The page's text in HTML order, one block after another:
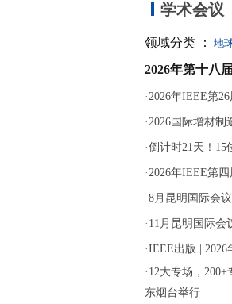
学术会议
领域分类 ： 地
2026年第十八
·2026年IEEE第
·2026国际增材制
·倒计时21天！15
·2026年IEEE第
·8月昆明国际会议
· 11月昆明国际会
·IEEE出版 | 2026
· 12大专场，
东烟台举行